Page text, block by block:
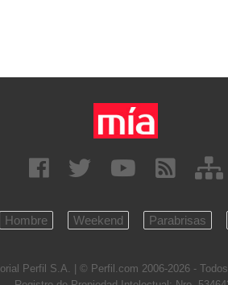
Hombre Weekend Parabrisas
Perfil S.A.
| © Perfil.com 2006-2026 -